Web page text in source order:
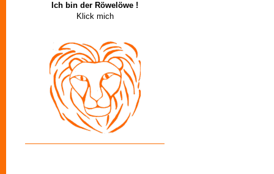
Ich bin der Röwelöwe !
Klick mich